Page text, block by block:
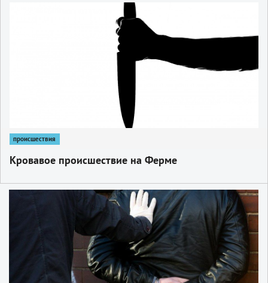
происшествия
Кровавое происшествие на Ферме